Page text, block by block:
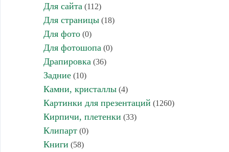
Для сайта (112)
Для страницы(18)
Для фото(0)
Для фотошопа (0)
Драпировка (36)
Задние(10)
Камни, кристаллы(4)
Картинки для презентаций (1260)
Кирпичи, плетенки (33)
Клипарт(0)
Книги (58)